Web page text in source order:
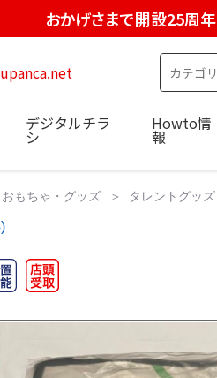
おかげさまで開設25周年
デジタルチラ
シ
Howto情
報
もちゃ・グッズ タレントグッズ